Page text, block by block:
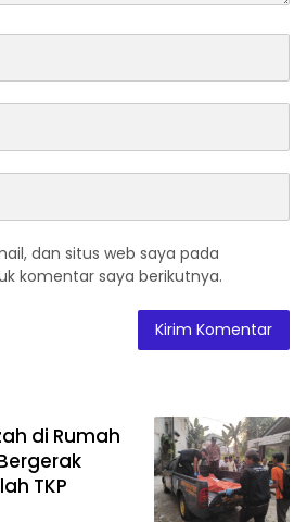
dan situs web saya pada
komentar saya berikutnya.
di Rumah
TKP